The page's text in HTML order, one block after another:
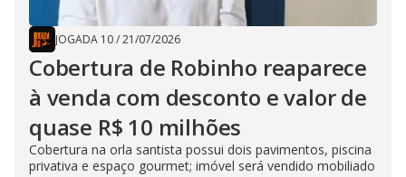
JOGADA 10/21/07/2026
Cobertura de Robinho reaparece
à venda com desconto e valor de
quase R$ 10 milhões
Cobertura na orla santista possui dois pavimentos, piscina
privativa e espaço gourmet; imóvel será vendido mobiliado